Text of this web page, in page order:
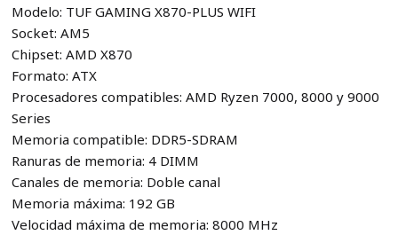
Modelo: TUF GAMING X870-PLUS WIFI
Socket: AM5
Chipset: AMD X870
Formato: ATX
Procesadores compatibles: AMD Ryzen 7000, 8000 y 9000
Series
Memoria compatible: DDR5-SDRAM
Ranuras de memoria: 4 DIMM
Canales de memoria: Doble canal
Memoria máxima: 192 GB
Velocidad máxima de memoria: 8000 MHz